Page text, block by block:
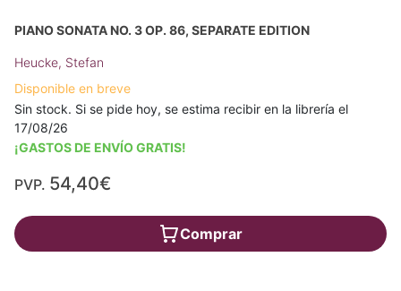
PIANO SONATA NO. 3 OP. 86, SEPARATE EDITION
Heucke, Stefan
Disponible en breve
Sin stock. Si se pide hoy, se estima recibir en la librería el
17/08/26
¡GASTOS DE ENVÍO GRATIS!
PVP. 54,40€
Comprar